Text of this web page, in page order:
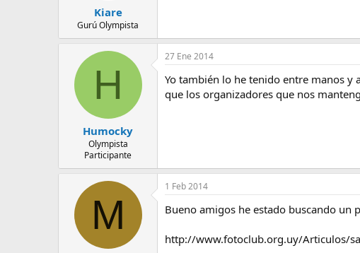
Kiare
Gurú Olympista
H
Humocky
Olympista
Participante
27 Ene 2014
Yo también lo he tenido entre manos y
que los organizadores que nos
M
1 Feb 2014
Bueno amigos he estado buscando un
http://www.fotoclub.org.uy/Articulos/